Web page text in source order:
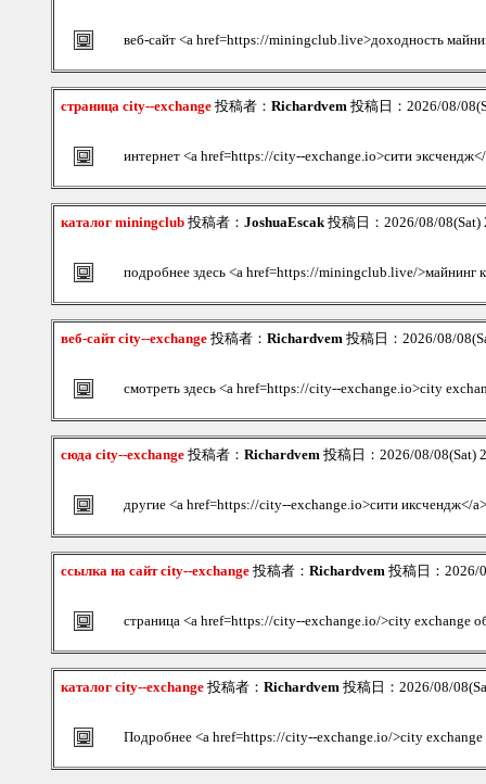
веб-сайт <a href=https://miningclub.live>доходность
страница city--exchange 投稿者： Richardvem 投稿日：2026/08/
интернет <a href=https://city--exchange.io>сити
каталог miningclub 投稿者： JoshuaEscak投稿日：2026/08/
подробнее здесь <a href=https://miningclub.live/>майнинг
веб-сайт city--exchange 投稿者： Richardvem 投稿日：2026/08/
смотреть здесь <a href=https://city--exchange.io>city
сюда city--exchange 投稿者： Richardvem 投稿日：2026/08/08(Sat)
другие <a href=https://city--exchange.io>сити иксчендж</a>
ссылка на сайт city--exchange 投稿者： Richardvem 投稿日：2026/
страница <a href=https://city--exchange.io/>city exchange
каталог city--exchange 投稿者： Richardvem 投稿日：2026/08/
Подробнее <a href=https://city--exchange.io/>city exchange